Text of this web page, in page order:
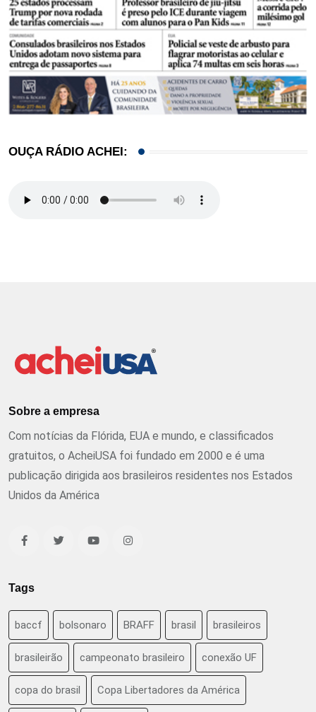
OUÇA RÁDIO ACHEI:
Sobre a empresa
Com notícias da Flórida, EUA e mundo, e classificados
gratuitos, o AcheiUSA foi fundado em 2000 e é uma
publicação dirigida aos brasileiros residentes nos Estados
Unidos da América
Tags
baccf bolsonaro BRAFF brasil brasileiros
brasileirão campeonato brasileiro conexão UF
copa do brasil Copa Libertadores da América